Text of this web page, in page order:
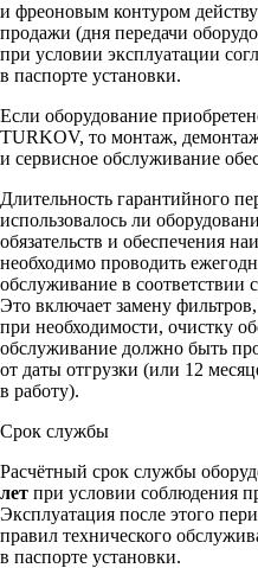
и фреоновым контуром
продажи (дня передачи
при условии эксплуатации
в паспорте установки.
Если оборудование
TURKOV, то монтаж,
и сервисное обслуживание
Длительность гарантийного
использовалось ли
обязательств и обеспечения
необходимо проводить
обслуживание в соответствии
Это включает замену
при необходимости, очистку
обслуживание должно быть
от даты отгрузки (или 12
в работу).
Срок службы
Расчётный срок службы
лет при условии соблюдения
Эксплуатация после этого
правил технического
в паспорте установки.